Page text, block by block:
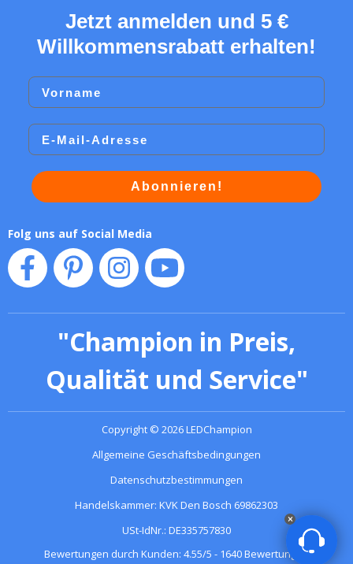
Jetzt anmelden und 5 €
Willkommensrabatt erhalten!
Vorname
Email
Abonnieren!
Folg uns auf Social Media
"Champion in Preis,
Qualität und Service"
Copyright© 2026LEDChampion
Allgemeine Geschäftsbedingungen
Datenschutzbestimmungen
Handelskammer: KVK Den Bosch 69862303
USt-IdNr.: DE335757830
Bewertungen durch Kunden: 4.55/5 - 1640Bewertungen